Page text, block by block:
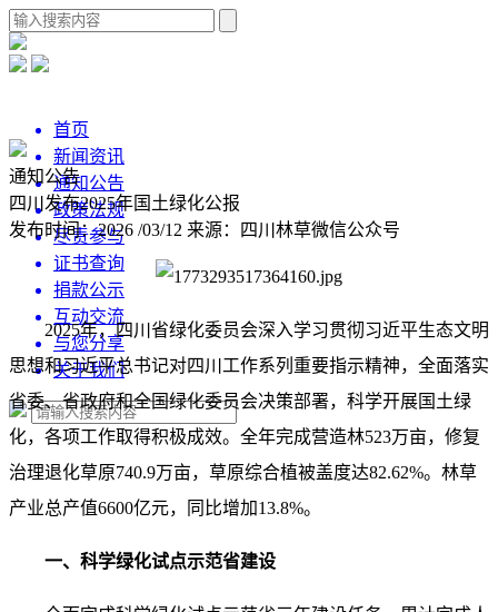
首页
新闻资讯
通知公告
政策法规
尽责参与
证书查询
捐款公示
互动交流
与您分享
关于我们
通知公告
四川发布2025年国土绿化公报
发布时间：2026 /03/12 来源：四川林草微信公众号
2025年，四川省绿化委员会深入学习贯彻习近平生态文明
思想和习近平总书记对四川工作系列重要指示精神，全面落实
省委、省政府和全国绿化委员会决策部署，科学开展国土绿
化，各项工作取得积极成效。全年完成营造林523万亩，修复
治理退化草原740.9万亩，草原综合植被盖度达82.62%。林草
产业总产值6600亿元，同比增加13.8%。
一、科学绿化试点示范省建设